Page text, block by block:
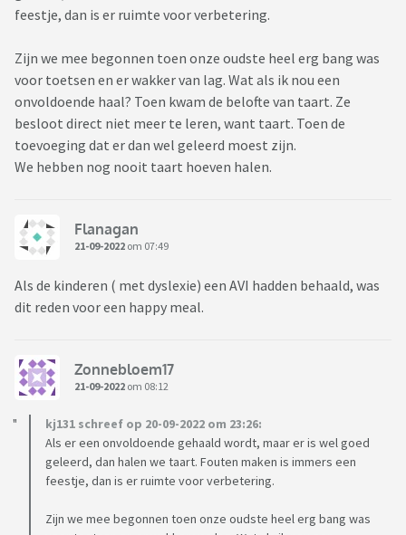
feestje, dan is er ruimte voor verbetering.
Zijn we mee begonnen toen onze oudste heel erg bang was
voor toetsen en er wakker van lag. Wat als ik nou een
onvoldoende haal? Toen kwam de belofte van taart. Ze
besloot direct niet meer te leren, want taart. Toen de
toevoeging dat er dan wel geleerd moest zijn.
We hebben nog nooit taart hoeven halen.
Flanagan
21-09-2022 om 07:49
Als de kinderen ( met dyslexie) een AVI hadden behaald, was
dit reden voor een happy meal.
Zonnebloem17
21-09-2022 om 08:12
kj131 schreef op 20-09-2022 om 23:26:
Als er een onvoldoende gehaald wordt, maar er is wel goed
geleerd, dan halen we taart. Fouten maken is immers een
feestje, dan is er ruimte voor verbetering.
Zijn we mee begonnen toen onze oudste heel erg bang was